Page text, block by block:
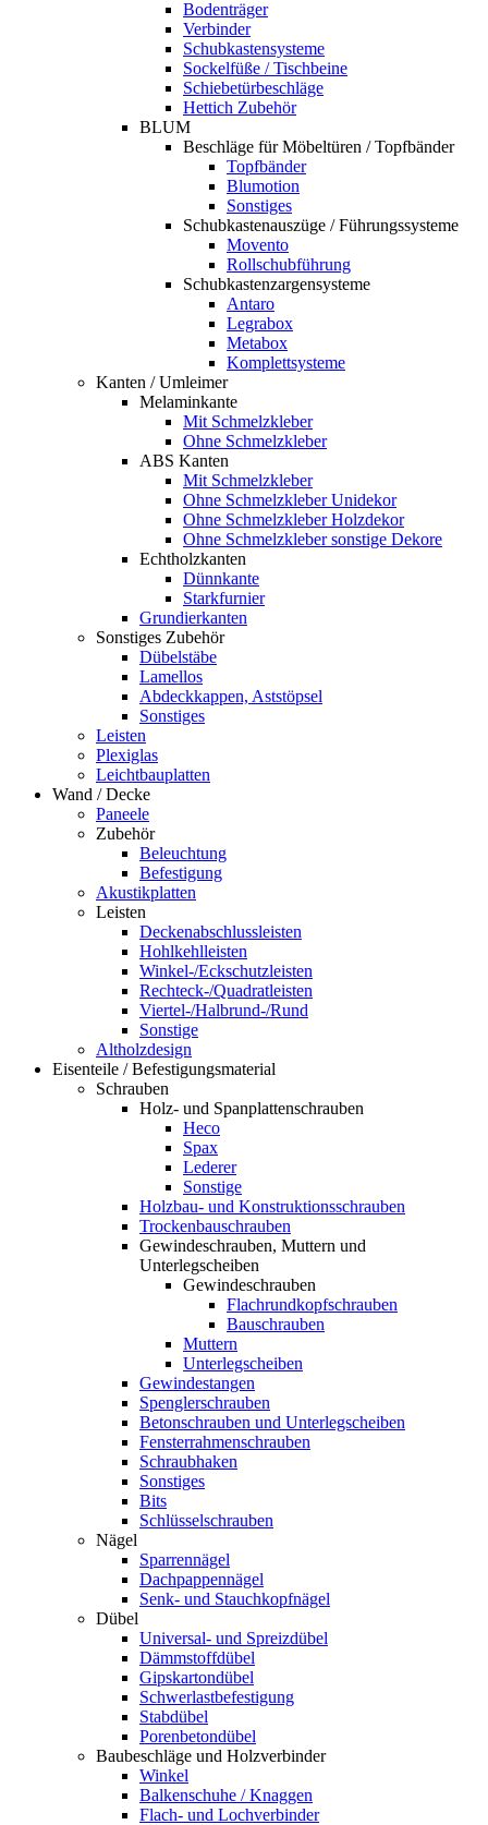
Bodenträger
Verbinder
Schubkastensysteme
Sockelfüße / Tischbeine
Schiebetürbeschläge
Hettich Zubehör
BLUM
Beschläge für Möbeltüren / Topfbänder
Topfbänder
Blumotion
Sonstiges
Schubkastenauszüge / Führungssysteme
Movento
Rollschubführung
Schubkastenzargensysteme
Antaro
Legrabox
Metabox
Komplettsysteme
Kanten / Umleimer
Melaminkante
Mit Schmelzkleber
Ohne Schmelzkleber
ABS Kanten
Mit Schmelzkleber
Ohne Schmelzkleber Unidekor
Ohne Schmelzkleber Holzdekor
Ohne Schmelzkleber sonstige Dekore
Echtholzkanten
Dünnkante
Starkfurnier
Grundierkanten
Sonstiges Zubehör
Dübelstäbe
Lamellos
Abdeckkappen, Aststöpsel
Sonstiges
Leisten
Plexiglas
Leichtbauplatten
Wand / Decke
Paneele
Zubehör
Beleuchtung
Befestigung
Akustikplatten
Leisten
Deckenabschlussleisten
Hohlkehlleisten
Winkel-/Eckschutzleisten
Rechteck-/Quadratleisten
Viertel-/Halbrund-/Rund
Sonstige
Altholzdesign
Eisenteile / Befestigungsmaterial
Schrauben
Holz- und Spanplattenschrauben
Heco
Spax
Lederer
Sonstige
Holzbau- und Konstruktionsschrauben
Trockenbauschrauben
Gewindeschrauben, Muttern und
Unterlegscheiben
Gewindeschrauben
Flachrundkopfschrauben
Bauschrauben
Muttern
Unterlegscheiben
Gewindestangen
Spenglerschrauben
Betonschrauben und Unterlegscheiben
Fensterrahmenschrauben
Schraubhaken
Sonstiges
Bits
Schlüsselschrauben
Nägel
Sparrennägel
Dachpappennägel
Senk- und Stauchkopfnägel
Dübel
Universal- und Spreizdübel
Dämmstoffdübel
Gipskartondübel
Schwerlastbefestigung
Stabdübel
Porenbetondübel
Baubeschläge und Holzverbinder
Winkel
Balkenschuhe / Knaggen
Flach- und Lochverbinder